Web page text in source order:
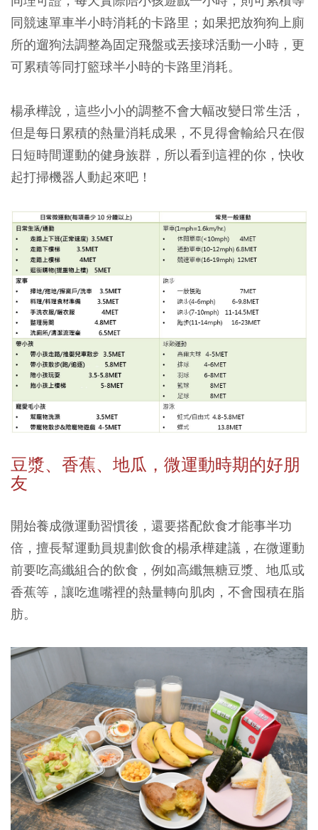
同競速單車半小時消耗的卡路里；如果把放狗狗上廁
所的遛狗法調整為固定飛盤或丟接球活動一小時，更
可累積等同打籃球半小時的卡路里消耗。
楊承樺說，這些小小的調整不會大幅改變日常生活，
但是每日累積的熱量消耗成果，不見得會輸給只在假
日短時間運動的健身族群，所以看到這裡的你，快收
起打掃機器人動起來吧！
豆漿、香蕉、地瓜，微運動時期的好朋
友
開始養成微運動習慣後，還要搭配飲食才能事半功
倍，擅長幫運動員規劃飲食的楊承樺建議，在微運動
前要吃高纖組合的飲食，例如高纖無糖豆漿、地瓜或
香蕉等，讓吃進嘴裡的熱量轉向肌肉，不會囤積在脂
肪。